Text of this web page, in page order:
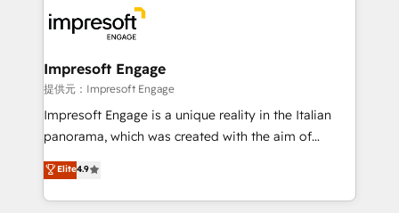
results. 🎯 We present a solution-centric approach
and we're focused on HubSpot. We work with some
of HubSpot's most important customers to generate
value from the platform in the long term. 🤖 We have
worked 400+ HubSpot customers across industries
but specialise in the more complex projects where
represent key aspects of the project's success.
Impresoft Engage
提供元：Impresoft Engage
Impresoft Engage is a unique reality in the Italian
panorama, which was created with the aim of
putting Customer Experience at the center by
creating digital environments capable of integrating
people, processes and data. We offer the best
Elite4.9